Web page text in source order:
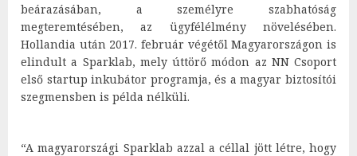
beárazásában, a személyre szabhatóság
megteremtésében, az ügyfélélmény növelésében.
Hollandia után 2017. február végétől Magyarországon is
elindult a Sparklab, mely úttörő módon az NN Csoport
első startup inkubátor programja, és a magyar biztosítói
szegmensben is példa nélküli.
“A magyarországi Sparklab azzal a céllal jött létre, hogy